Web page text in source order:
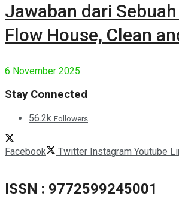
Jawaban dari
Flow House, Clean
6 November 2025
Stay Connected
56.2k Followers
Facebook Twitter Instagram Youtube
ISSN : 9772599245001